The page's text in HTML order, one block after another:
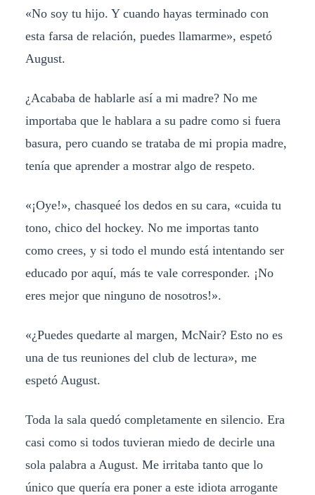
«No soy tu hijo. Y cuando hayas terminado con
esta farsa de relación, puedes llamarme», espetó
August.
¿Acababa de hablarle así a mi madre? No me
importaba que le hablara a su padre como si fuera
basura, pero cuando se trataba de mi propia madre,
tenía que aprender a mostrar algo de respeto.
«¡Oye!», chasqueé los dedos en su cara, «cuida tu
tono, chico del hockey. No me importas tanto
como crees, y si todo el mundo está intentando ser
educado por aquí, más te vale corresponder. ¡No
eres mejor que ninguno de nosotros!».
«¿Puedes quedarte al margen, McNair? Esto no es
una de tus reuniones del club de lectura», me
espetó August.
Toda la sala quedó completamente en silencio. Era
casi como si todos tuvieran miedo de decirle una
sola palabra a August. Me irritaba tanto que lo
único que quería era poner a este idiota arrogante